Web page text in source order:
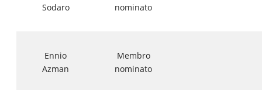
Sodaro
nominato
Ennio
Azman
Membro
nominato